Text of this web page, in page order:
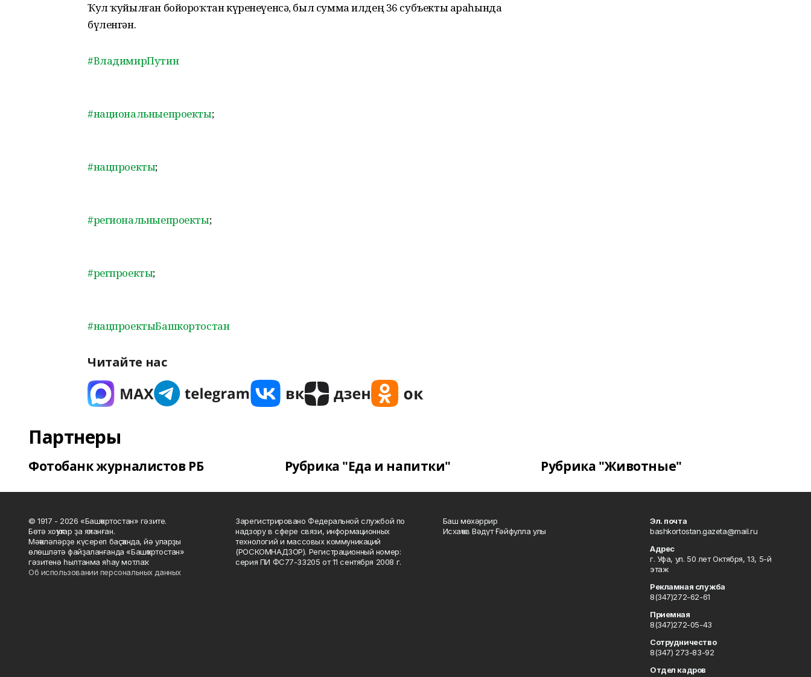
Ҡул ҡуйылған бойороҡтан күренеүенсә, был сумма илдең 36 субъекты араһында
бүленгән.
#ВладимирПутин
#национальныепроекты;
#нацпроекты;
#региональныепроекты;
#регпроекты;
#нацпроектыБашкортостан
Читайте нас
Партнеры
Фотобанк журналистов РБ Рубрика "Еда и напитки" Рубрика "Животные"
© 1917 - 2026 «Башҡортостан» гәзите.
Бөтә хоҡуҡтар ҙа яҡланған.
Мәҡәләләрҙе күсереп баҫҡанда, йә уларҙы
өлөшләтә файҙаланғанда «Башҡортостан»
гәзитенә һылтанма яһау мотлаҡ.
Об использовании персональных данных
Зарегистрировано Федеральной службой по
надзору в сфере связи, информационных
технологий и массовых коммуникаций
(РОСКОМНАДЗОР). Регистрационный номер:
серия ПИ ФС77-33205 от 11 сентября 2008 г.
Баш мөхәррир
Исхаҡов Вәдүт Ғәйфулла улы
Эл. почта
bashkortostan.gazeta@mail.ru
Адрес
г. Уфа, ул. 50 лет Октября, 13, 5-й
этаж
Рекламная служба
8(347)272-62-61
Приемная
8(347)272-05-43
Сотрудничество
8(347) 273-83-92
Отдел кадров